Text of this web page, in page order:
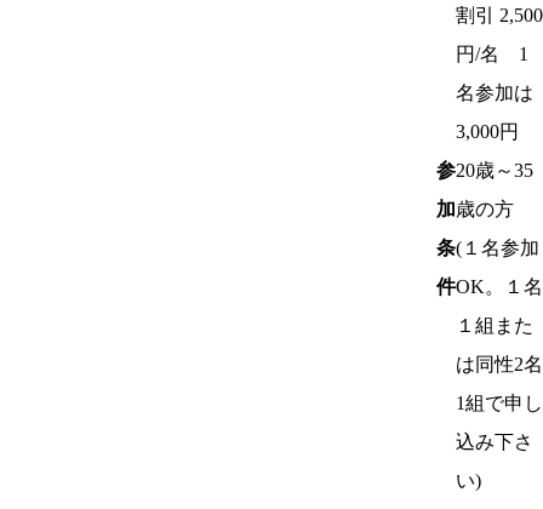
割引 2,500
円/名 1
名参加は
3,000円
参
加
条
件
20歳～35
歳の方
(１名参加
OK。１名
１組また
は同性2名
1組で申し
込み下さ
い)